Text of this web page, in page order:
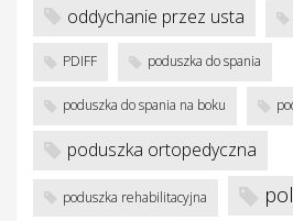
oddychanie przez usta
PDIFF poduszka do spania
poduszka do spania na boku
poduszka ortopedyczna
poduszka rehabilitacyjna